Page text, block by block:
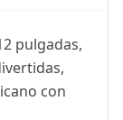
pulgadas,
con